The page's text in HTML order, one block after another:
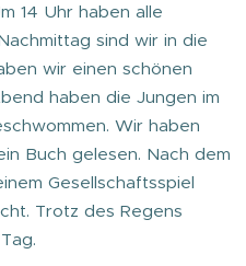
14 Uhr haben alle
sind wir in die
wir einen schönen
haben die Jungen im
Wir haben
Buch gelesen. Nach dem
Gesellschaftsspiel
Trotz des Regens